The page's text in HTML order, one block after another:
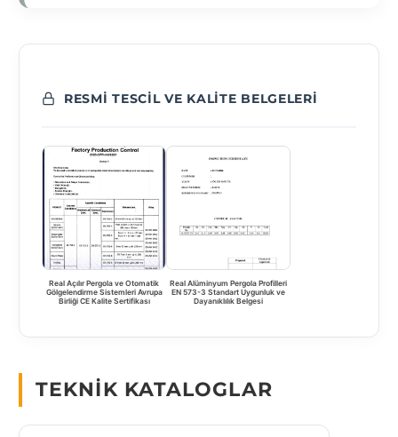
RESMI TESCIL VE KALITE BELGELERI
Real Açılır Pergola ve Otomatik
Gölgelendirme Sistemleri Avrupa
Birliği CE Kalite Sertifikası
Real Alüminyum Pergola Profilleri
EN 573-3 Standart Uygunluk ve
Dayanıklılık Belgesi
TEKNIK KATALOGLAR